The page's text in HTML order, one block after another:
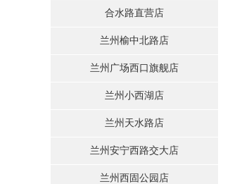
合水路直营店
兰州榆中北路店
兰州广场西口旗舰店
兰州小西湖店
兰州天水路店
兰州安宁西路交大店
兰州西固公园店